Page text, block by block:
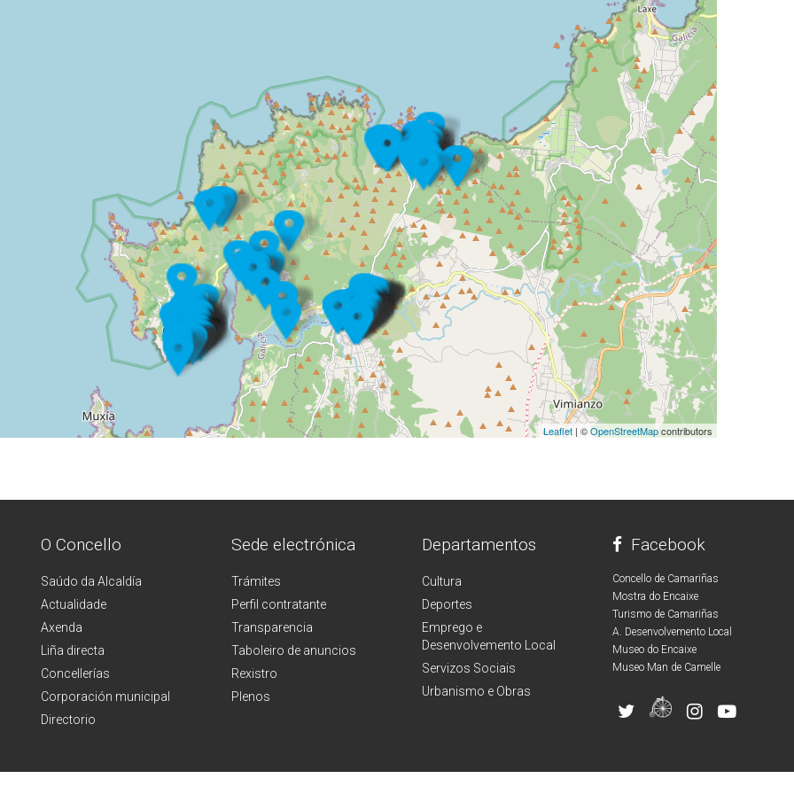
Leaflet | ©OpenStreetMapcontributors
O Concello
Saúdo da Alcaldía
Actualidade
Axenda
Liña directa
Concellerías
Corporación municipal
Directorio
Sede electrónica
Trámites
Perfil contratante
Transparencia
Taboleiro de anuncios
Rexistro
Plenos
Departamentos
Cultura
Deportes
Emprego e
Desenvolvemento Local
Servizos Sociais
Urbanismo e Obras
Facebook
Concello de Camariñas
Mostra do Encaixe
Turismo de Camariñas
A. Desenvolvemento Local
Museo do Encaixe
Museo Man de Camelle